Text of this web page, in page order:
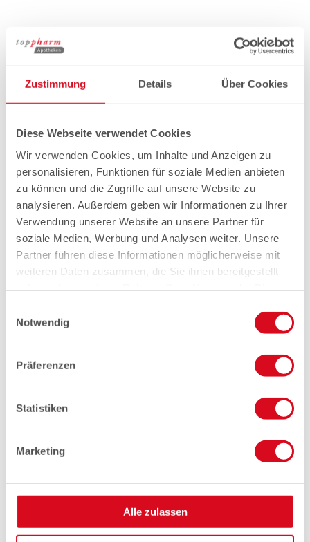
Zustimmung Details Über Cookies
Diese Webseite verwendet Cookies
Wir verwenden Cookies, um Inhalte und Anzeigen zu
personalisieren, Funktionen für soziale Medien anbieten
zu können und die Zugriffe auf unsere Website zu
analysieren. Außerdem geben wir Informationen zu Ihrer
Verwendung unserer Website an unsere Partner für
soziale Medien, Werbung und Analysen weiter. Unsere
Partner führen diese Informationen möglicherweise mit
weiteren Daten zusammen, die Sie ihnen bereitgestellt
Notwendig
Präferenzen
Statistiken
Marketing
Alle zulassen